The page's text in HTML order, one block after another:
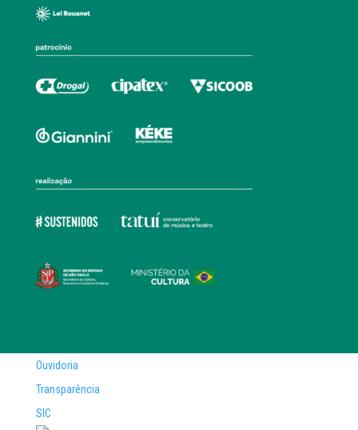
Ouvidoria
Transparência
SIC